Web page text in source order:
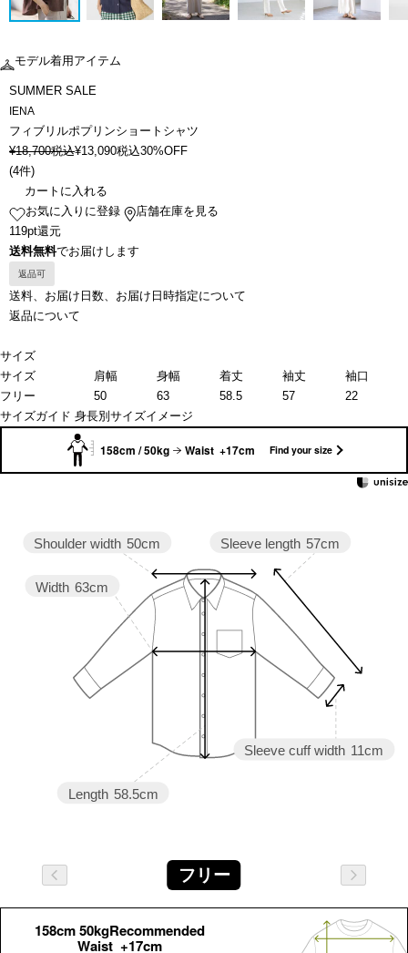
モデル着用アイテム
SUMMER SALE
IENA
フィブリルポプリンショートシャツ
¥18,700税込¥13,090税込30%OFF
(4件)
カートに入れる
お気に入りに登録
店舗在庫を見る
119pt還元
送料無料でお届けします
返品可
送料、お届け日数、お届け日時指定について
返品について
サイズ
サイズ
肩幅 身幅 着丈 袖丈
袖口
フリー
50 63 58.5 57
22
サイズガイド 身長別サイズイメージ
158cm / 50kg Waist +17cm Find your size
Sleeve cuff width 11cm
Sleeve length 57cm
Length 58.5cm
Width 63cm
Shoulder width 50cm
フリー
158cm 50kgRecommended
Waist +17cm